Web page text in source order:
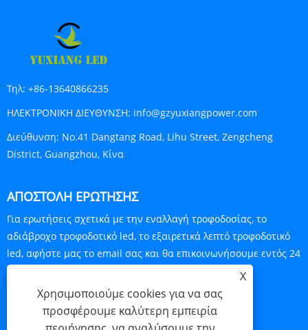
Τηλ: +86-13640866235
ΗΛΕΚΤΡΟΝΙΚΗ ΔΙΕΥΘΥΝΣΗ: info@gzyuxiangpower.com
Διεύθυνση: No.41 Dangtang Road, Lihu Street, Zengcheng
District, Guangzhou, Κίνα
ΑΠΟΣΤΟΛΉ ΕΡΏΤΗΣΗΣ
Για ερωτήσεις σχετικά με την εναλλαγή τροφοδοσίας, το
αδιάβροχο τροφοδοτικό led, το εξαιρετικά λεπτό τροφοδοτικό
led, αφήστε μας το email σας και θα επικοινωνήσουμε εντός 24
ωρών.
ΕΡΕΥΝΑ ΤΩΡΑ
X
Χρησιμοποιούμε cookies για να σας
προσφέρουμε καλύτερη εμπειρία